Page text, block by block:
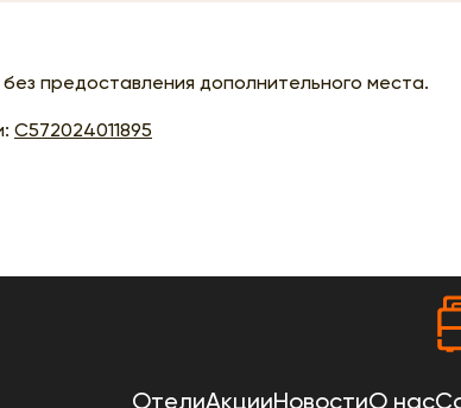
предоставления дополнительного места.
С572024011895
ОтелиАкцииНовостиО нас